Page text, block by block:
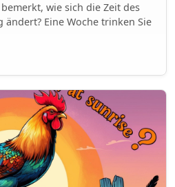
wie sich die Zeit des
Eine Woche trinken Sie